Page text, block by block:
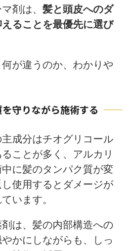
剤は、 髪と頭皮へのダ
ることを最優先に選び
が違うのか、わかりや
守りながら施術する
成分はチオグリコール
ことが多く、アルカリ
に髪のタンパク質が変
使用するとダメージが
います。
は、髪の内部構造への
かにしながらも、しっ